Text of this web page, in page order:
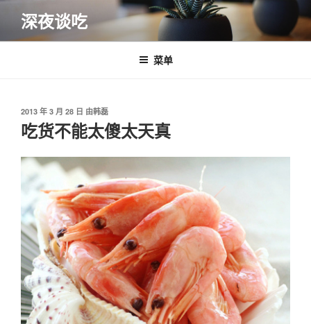
内
深夜谈吃
菜单
发
布
于
2013 年 3 月 28 日 由韩磊
吃货不能太傻太天真